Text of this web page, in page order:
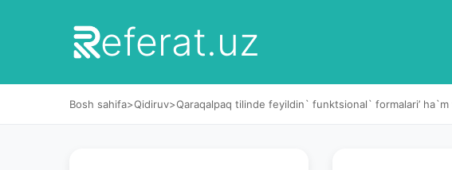
eferat.uz
Bosh sahifa>Qidiruv>Qaraqalpaq tilinde feyildin` funktsional` formalari’ ha`m